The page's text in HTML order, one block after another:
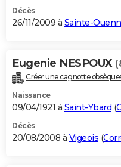
Décès
26/11/2009 à Sainte-
Eugenie NESPOUX
Créer une cagnotte
Naissance
09/04/1921 à Saint-Ybard (
Décès
20/08/2008 à Vigeois (